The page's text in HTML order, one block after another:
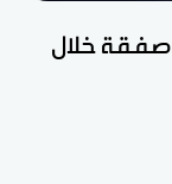
عودة قوية لصفقات التراضي.. 55 صفقة خلال